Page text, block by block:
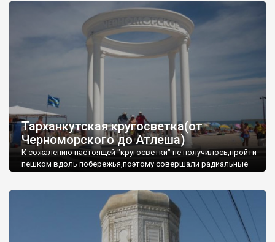
Тарханкутская кругосветка(от
Черноморского до Атлеша)
К сожалению настоящей "кругосветки" не получилось,пройти
пешком вдоль побережья,поэтому совершали радиальные